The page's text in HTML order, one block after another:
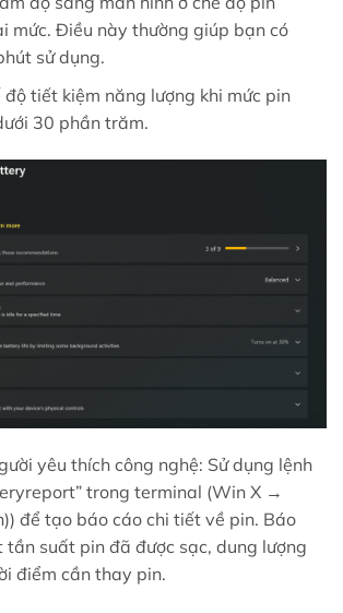
mức. Điều này thường giúp bạn có
sử dụng.
độ tiết kiệm năng lượng khi mức pin
30 phần trăm.
yêu thích công nghệ: Sử dụng lệnh
trong terminal (Win X →
để tạo báo cáo chi tiết về pin. Báo
tần suất pin đã được sạc, dung lượng
điểm cần thay pin.